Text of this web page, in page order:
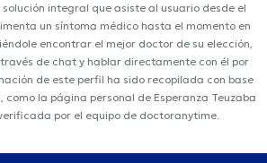
integral que asiste al usuario desde el
un síntoma médico hasta el momento en
encontrar el mejor doctor de su elección,
de chat y hablar directamente con él por
de este perfil ha sido recopilada con base
como la página personal de Esperanza Teuzaba
por el equipo de doctoranytime.